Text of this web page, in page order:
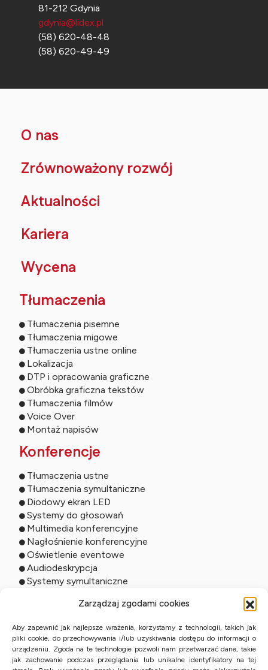
Zarządzaj zgodami cookies
Aby zapewnić jak najlepsze wrażenia, korzystamy z technologii, takich jak
pliki cookie, do przechowywania i/lub uzyskiwania dostępu do informacji o
urządzeniu. Zgoda na te technologie pozwoli nam przetwarzać dane, takie
jak zachowanie podczas przeglądania lub unikalne identyfikatory na tej
81-212 Gdynia
gdynia@lidex.pl
(58) 620-48-48
(58) 620-49-49
O nas
Zrównoważony rozwój
Aktualności
Kariera
Wycena
Tłumaczenia
Tłumaczenia pisemne
Tłumaczenia migowe
Tłumaczenia ustne online
Lokalizacja
DTP i opracowania graficzne
Obróbka graficzna tekstów
Tłumaczenia filmów
Voice Over
Montaż napisów
Konferencje
Tłumaczenia ustne
Tłumaczenia symultaniczne
Diodowy ekran LED
Systemy do głosowań
Multimedia konferencyjne
Nagłośnienie konferencyjne
Oświetlenie eventowe
Audiodeskrypcja
Systemy symultaniczne
Usługi online
Tłumaczenia zdalne
Tłumaczenia ustne online
Studio online
Streaming wydarzeń